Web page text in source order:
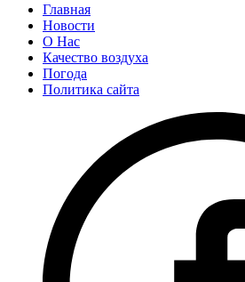
Главная
Новости
О Нас
Качество воздуха
Погода
Политика сайта